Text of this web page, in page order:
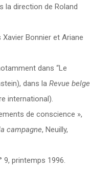
la direction de Roland
Bonnier et Ariane
dans “Le
dans la Revue belge
international).
de conscience »,
campagne, Neuilly,
9, printemps 1996.